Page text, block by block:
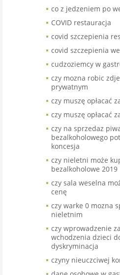
co z jedzeniem po
COVID restauracja
covid szczepienia
covid szczepienia
cudzoziemcy w
czy mozna robic
prywatnym
czy muszę opłacać
czy muszę opłacać
czy na sprzedaz
bezalkoholowego
koncesja
czy nieletni może
bezalkoholowe 2019
czy sala weselna
cenę
czy warke 0 mozna
nieletnim
czy wprowadzenie
wchodzenia dzieci
dyskryminacja
czyny nieuczciwej